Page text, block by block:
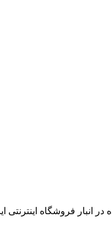
فروشگاه اینترنتی